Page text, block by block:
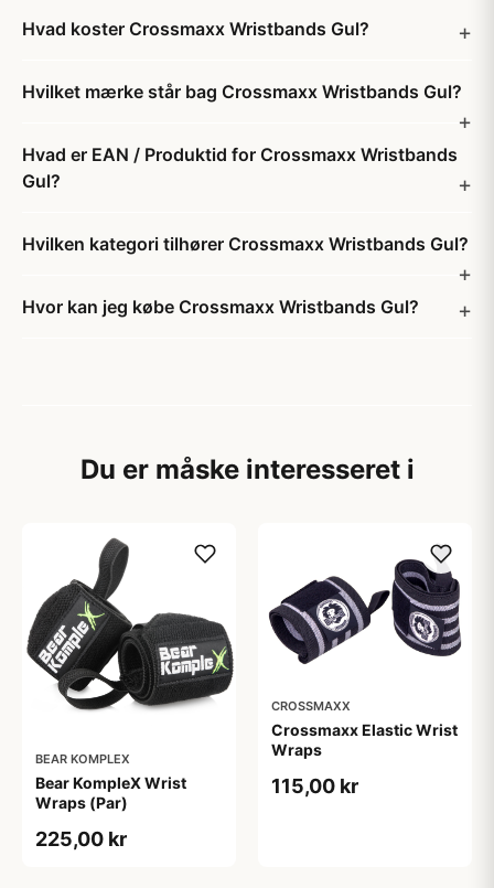
Hvad koster Crossmaxx Wristbands Gul?
Hvilket mærke står bag Crossmaxx Wristbands Gul?
Hvad er EAN / Produktid for Crossmaxx Wristbands
Gul?
Hvilken kategori tilhører Crossmaxx Wristbands Gul?
Hvor kan jeg købe Crossmaxx Wristbands Gul?
Du er måske interesseret i
BEAR KOMPLEX
Bear KompleX Wrist
Wraps (Par)
225,00 kr
CROSSMAXX
Crossmaxx Elastic Wrist
Wraps
115,00 kr